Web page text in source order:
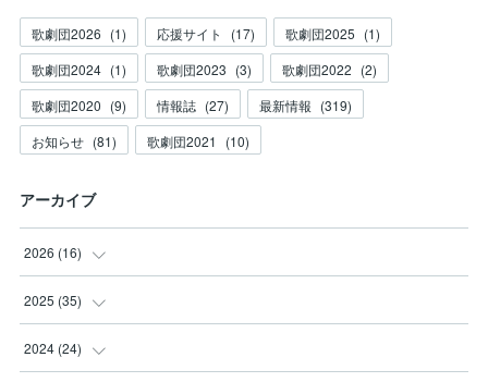
歌劇団2026 (1) 応援サイト (17) 歌劇団2025 (1)
歌劇団2024 (1) 歌劇団2023 (3) 歌劇団2022 (2)
歌劇団2020 (9) 情報誌 (27) 最新情報 (319)
お知らせ (81) 歌劇団2021 (10)
アーカイブ
2026 (16)
(3
(2
2025 (35)
(3
2024 (24)